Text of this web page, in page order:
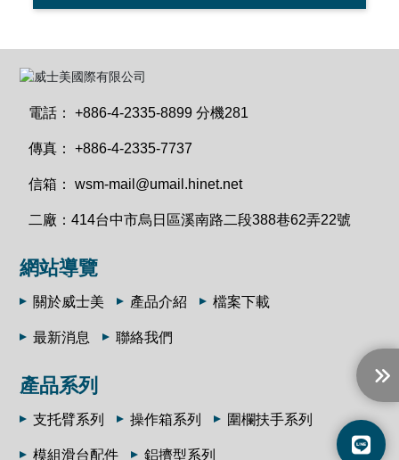
電話：+886-4-2335-8899 分機281
傳真：+886-4-2335-7737
信箱：wsm-mail@umail.hinet.net
二廠：414台中市烏日區溪南路二段388巷62弄22號
網站導覽
關於威士美 產品介紹 檔案下載
最新消息 聯絡我們
產品系列
支托臂系列 操作箱系列 圍欄扶手系列
模組滑台配件 鋁擠型系列